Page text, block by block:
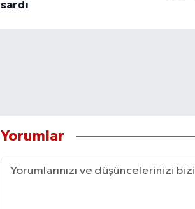
sardı
Yorumlar